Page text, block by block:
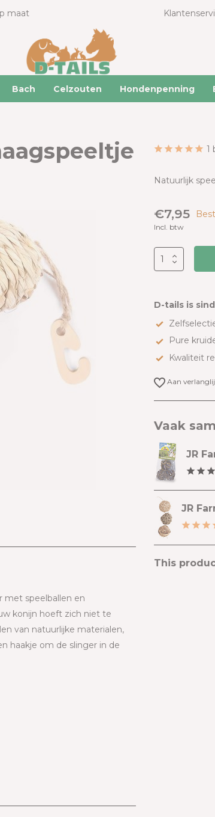
maat
Bach Celzouten Hondenpenning
met speelballen en
konijn hoeft zich niet te
van natuurlijke materialen,
haakje om de slinger in de
1
Natuurlijk
€7,95
Incl. btw
D-tails is
Pure
Kwaliteit
Aan
Vaak
JR
JR
This